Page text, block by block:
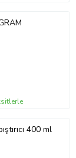
400 ml